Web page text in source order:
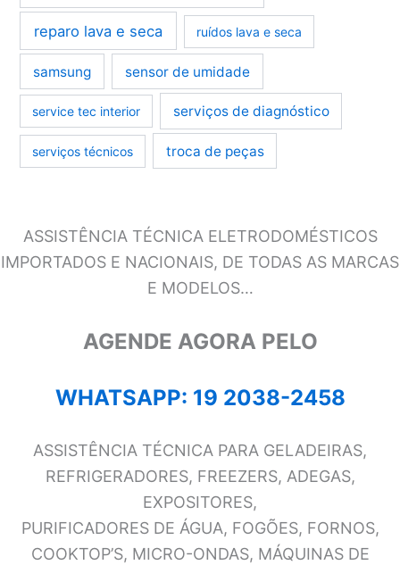
reparo lava e seca ruídos lava e seca
samsung sensor de umidade
service tec interior serviços de diagnóstico
serviços técnicos troca de peças
ASSISTÊNCIA TÉCNICA ELETRODOMÉSTICOS
IMPORTADOS E NACIONAIS, DE TODAS AS MARCAS
E MODELOS…
AGENDE AGORA PELO
WHATSAPP: 19 2038-2458
ASSISTÊNCIA TÉCNICA PARA GELADEIRAS,
REFRIGERADORES, FREEZERS, ADEGAS,
EXPOSITORES,
PURIFICADORES DE ÁGUA, FOGÕES, FORNOS,
COOKTOP’S, MICRO-ONDAS, MÁQUINAS DE